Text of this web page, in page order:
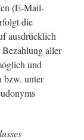
(E-Mail-
die
ausdrücklich
aller
und
bzw. unter